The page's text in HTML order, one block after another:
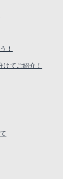
！
てご紹介！